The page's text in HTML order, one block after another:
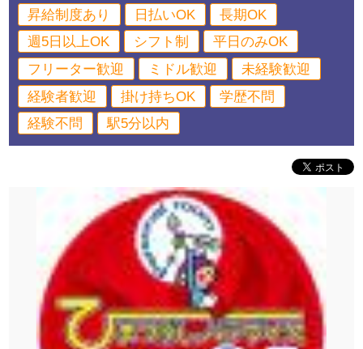
昇給制度あり
日払いOK
長期OK
週5日以上OK
シフト制
平日のみOK
フリーター歓迎
ミドル歓迎
未経験歓迎
経験者歓迎
掛け持ちOK
学歴不問
経験不問
駅5分以内